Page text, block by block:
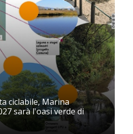
ciclabile, Marina
sarà l'oasi verde di